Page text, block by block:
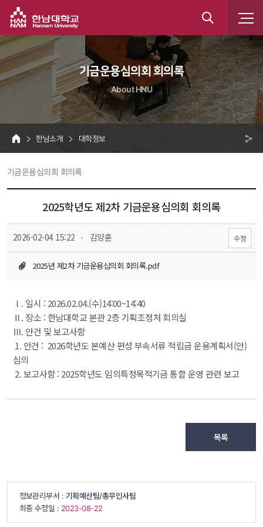
통
합
검
색
기금운용심의회 회의록
About HNU
HOME
한남소개 대학정보
유
기금운용심의회 회의록
2025학년도 제2차 기금운용심의회 회의록
2026-02-04 15:22 김양훈 수정
2025년 제2차 기금운용심의회 회의록.pdf
Ⅰ. 일시 : 2026.02.04.(수)14:00~14:40
Ⅱ. 장소 : 한남대학교 본관 2층 기획조정처 회의실
Ⅲ. 안건 및 보고사항
1. 안건 : 2026학년도 본예산 편성 부속서류 적립금 운용계획서(안)
심의
2. 보고사항 : 2025학년도 임의특정목적기금 통합 운영 관련 보고
목록
정보관리부서 : 기획예산팀/총무인사팀
최종 수정일 : 2023-08-22